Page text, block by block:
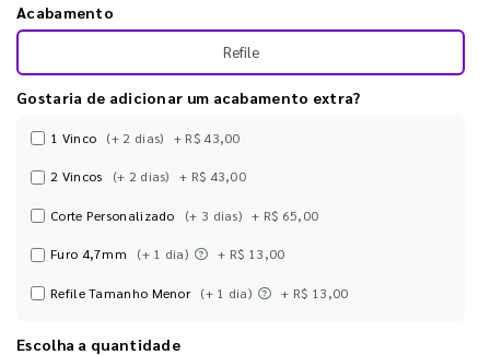
Acabamento
Refile
Gostaria de adicionar um acabamento extra?
1 Vinco (+ 2 dias) + R$ 43,00
2 Vincos (+ 2 dias) + R$ 43,00
Corte Personalizado (+ 3 dias) + R$ 65,00
Furo 4,7mm (+ 1 dia) + R$ 13,00
Refile Tamanho Menor (+ 1 dia) + R$ 13,00
Escolha a quantidade